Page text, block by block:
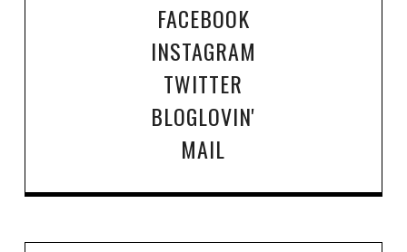
FACEBOOK
INSTAGRAM
TWITTER
BLOGLOVIN'
MAIL